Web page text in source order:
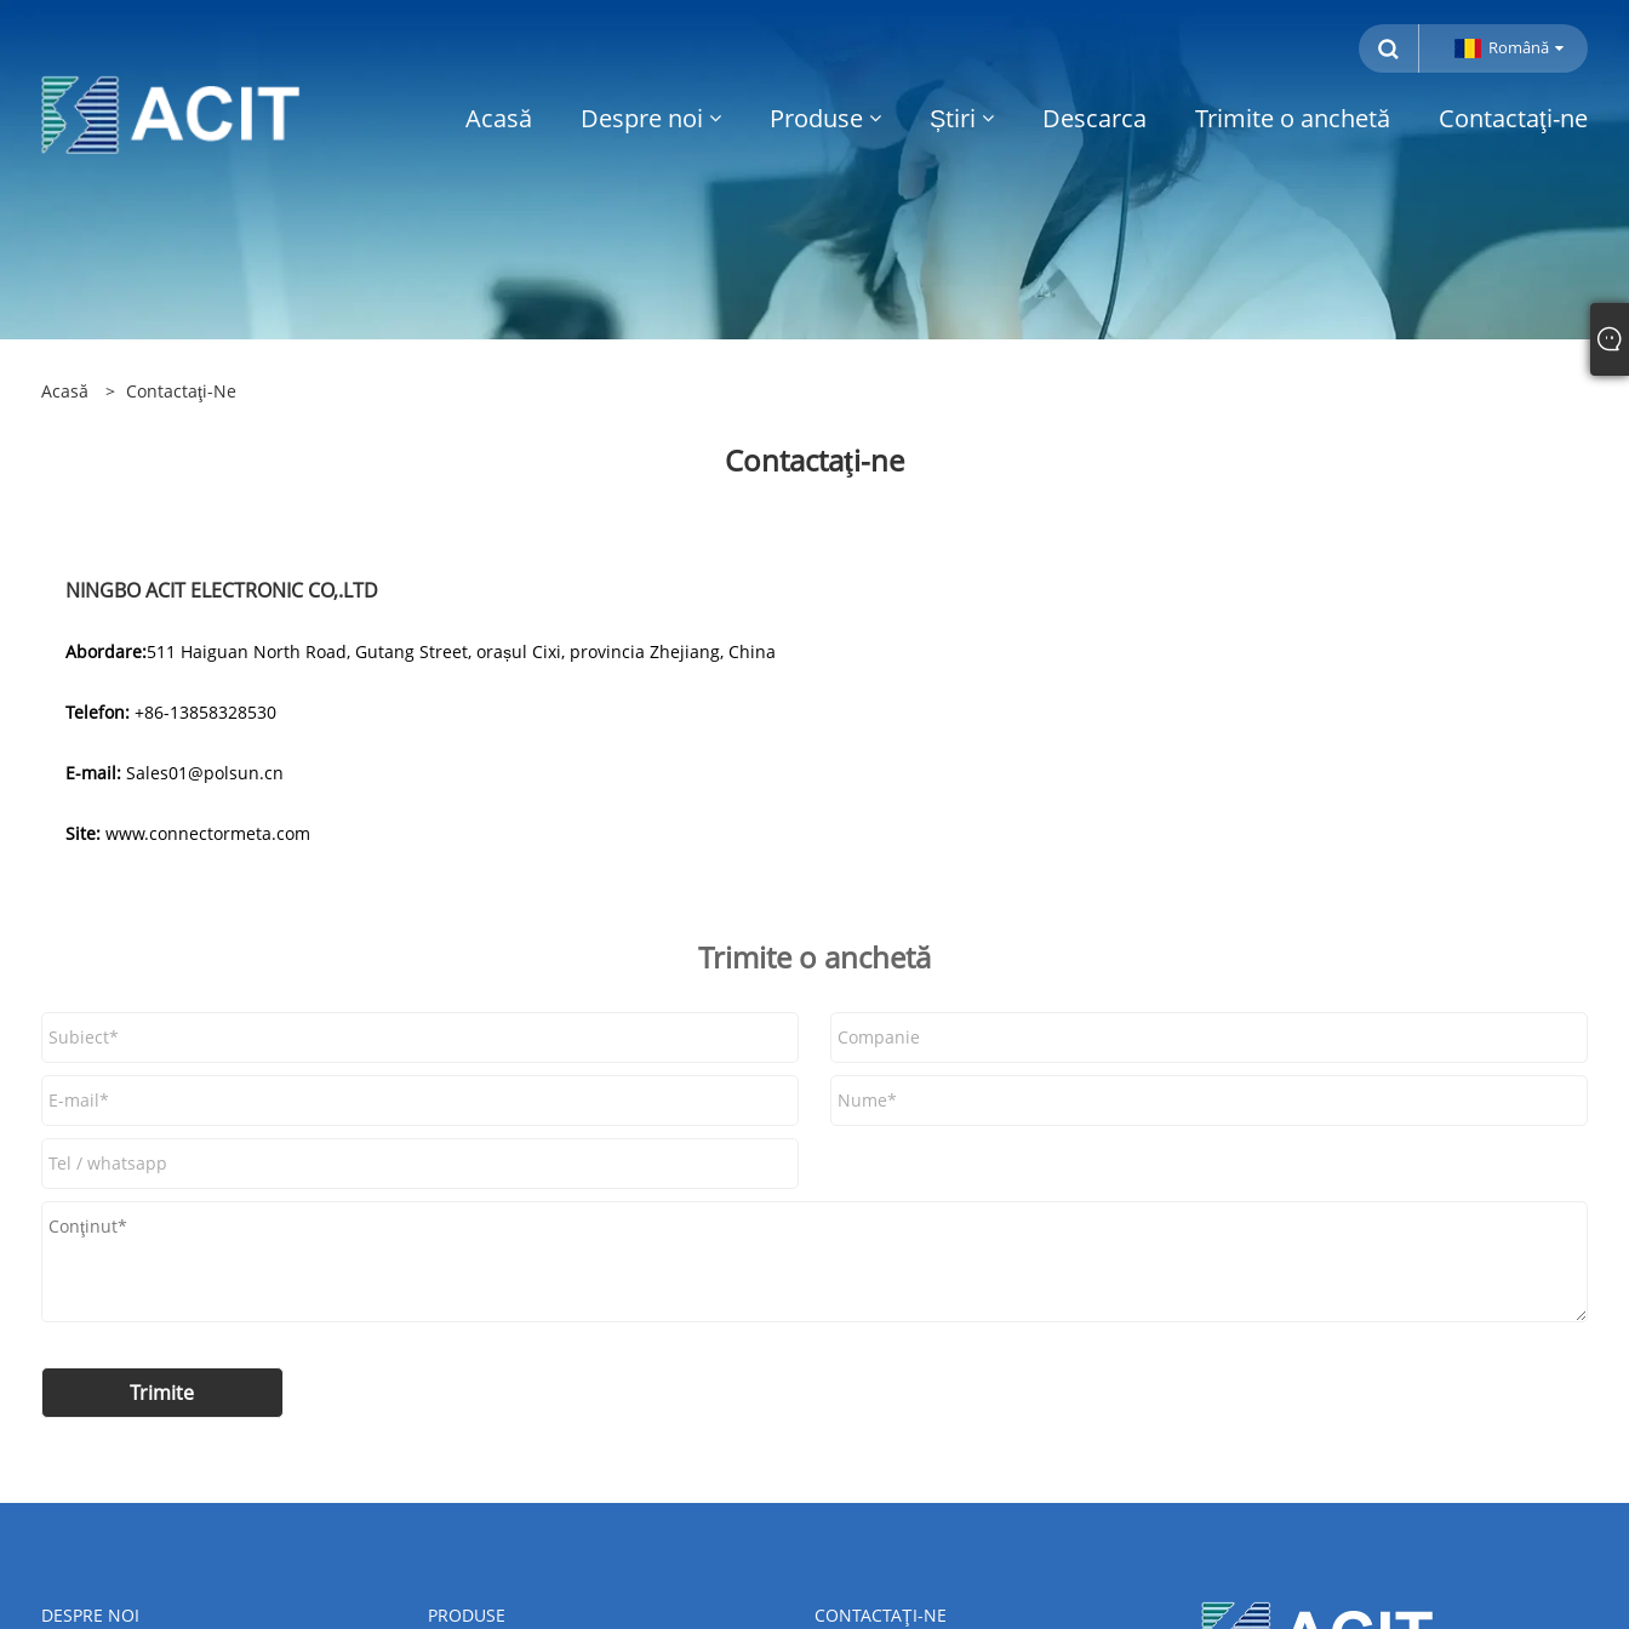
Română
Acasă Despre noi Produse Știri Descarca Trimite o anchetă Contactaţi-ne
Acasă > Contactaţi-Ne
Contactaţi-ne
NINGBO ACIT ELECTRONIC CO,.LTD
Abordare:511 Haiguan North Road, Gutang Street, orașul Cixi, provincia Zhejiang, China
Telefon: +86-13858328530
E-mail: Sales01@polsun.cn
Site: www.connectormeta.com
Trimite o anchetă
DESPRE NOI PRODUSE CONTACTAŢI-NE